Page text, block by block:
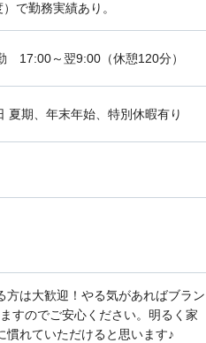
で勤務実績あり。
17:00～翌9:00（休憩120分）
夏期、年末年始、特別休暇有り
方は大歓迎！やる気があればブラン
すのでご安心ください。明るく家
慣れていただけると思います♪